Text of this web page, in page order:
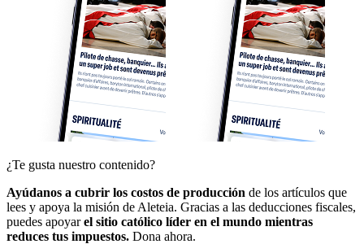
¿Te gusta nuestro contenido?
Ayúdanos a cubrir los costos de producción de los artículos que
lees y apoya la misión de Aleteia. Gracias a las deducciones fiscales,
puedes apoyarel sitio católico líder en el mundo mientras
reduces tus impuestos. Dona ahora.